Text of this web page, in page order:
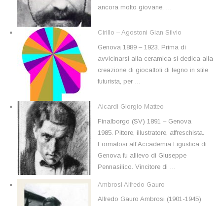
ancora molto giovane, …
Cirillo – Agostoni Gian Silvio
Genova 1889 – 1923. Prima di
avvicinarsi alla ceramica si dedica alla
creazione di giocattoli di legno in stile
futurista, per …
Aicardi Giorgio Matteo
Finalborgo (SV) 1891 – Genova
1985. Pittore, illustratore, affreschista.
Formatosi all’Accademia Ligustica di
Genova fu allievo di Giuseppe
Pennasilico. Vincitore di …
Ambrosi Alfredo Gauro
Alfredo Gauro Ambrosi (1901-1945)